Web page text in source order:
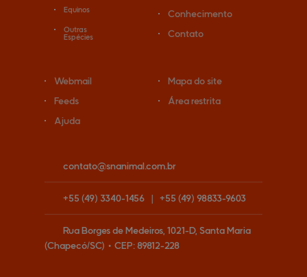
Equinos
Outras
Espécies
Conhecimento
Contato
Webmail
Feeds
Ajuda
Mapa do site
Área restrita
contato@snanimal.com.br
+55 (49) 3340-1456 | +55 (49) 98833-9603
Rua Borges de Medeiros, 1021-D, Santa Maria
(Chapecó/SC) • CEP:89812-228